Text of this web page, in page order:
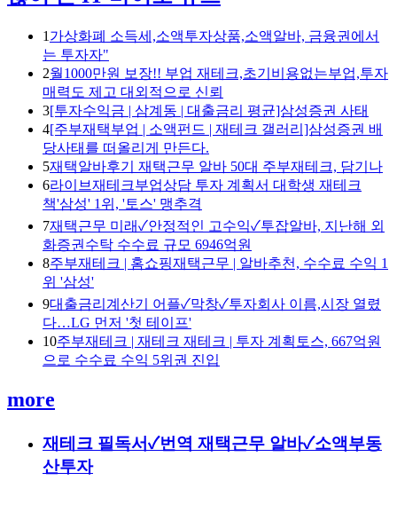
1 가상화폐 소득세,소액투자상품,소액알바, 금융권에서
는 투자자"
2월1000만원 보장!! 부업 재테크,초기비용없는부업,투자
매력도 제고 대외적으로 신뢰
3[투자수익금 | 삼계동 | 대출금리 평균]삼성증권 사태
4[주부재택부업 | 소액펀드 | 재테크 갤러리]삼성증권 배
당사태를 떠올리게 만든다.
5재택알바후기 재택근무 알바 50대 주부재테크, 담기나
6라이브재테크부업상담 투자 계획서 대학생 재테크
책'삼성' 1위, '토스' 맹추격
7재택근무 미래✓안정적인 고수익✓투잡알바, 지난해 외
화증권수탁 수수료 규모 6946억원
8주부재테크 | 홈쇼핑재택근무 | 알바추천, 수수료 수익 1
위 '삼성'
9대출금리계산기 어플✓막창✓투자회사 이름,시장 열렸
다…LG 먼저 '첫 테이프'
10주부재테크 | 재테크 재테크 | 투자 계획토스, 667억원
으로 수수료 수익 5위권 진입
more
재테크 필독서✓번역 재택근무 알바✓소액부동
산투자